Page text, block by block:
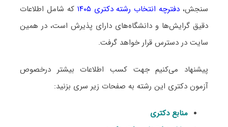
سنجش، دفترچه انتخاب رشته دکتری ۱۴۰۵
که شامل اطلاعات
دقیق گرایش‌ها و دانشگاه‌های دارای پذیرش است، در همین
سایت در دسترس قرار خواهد گرفت.
پیشنهاد می‌کنیم جهت کسب اطلاعات بیشتر درخصوص
آزمون دکتری این رشته به صفحات زیر سری بزنید:
منابع دکتری